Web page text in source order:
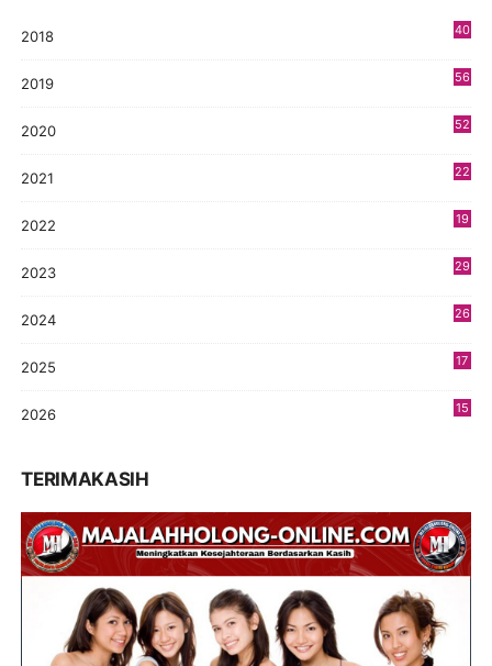
2018
40
2019
56
2020
52
2021
22
2022
19
2023
29
2024
26
2025
17
2026
15
TERIMAKASIH